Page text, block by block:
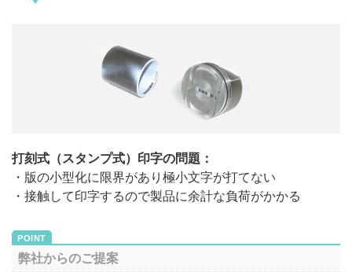
打刻式（スタンプ式）印字の問題：
・版の小型化に限界があり極小文字が打てない
・接触して印字するので製品に余計な負荷がかかる
弊社からのご提案